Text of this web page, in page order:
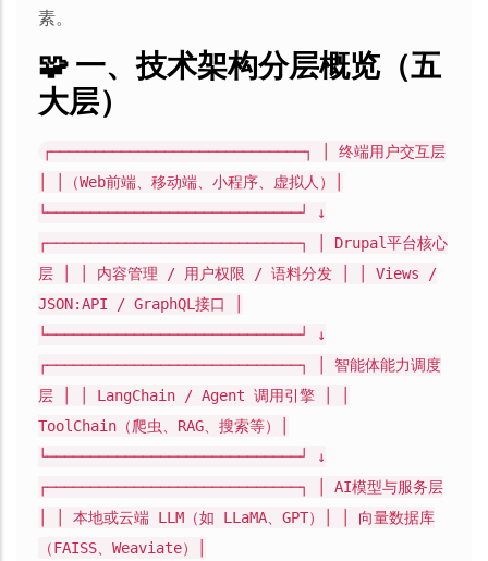
素。
🧩 一、技术架构分层概览（五
大层）
┌─────────────────────────────┐ │ 终端用户交互层
│ │（Web前端、移动端、小程序、虚拟人）│
└─────────────────────────────┘ ↓
┌─────────────────────────────┐ │ Drupal平台核心
层 │ │ 内容管理 / 用户权限 / 语料分发 │ │ Views /
JSON:API / GraphQL接口 │
└─────────────────────────────┘ ↓
┌─────────────────────────────┐ │ 智能体能力调度
层 │ │ LangChain / Agent 调用引擎 │ │
ToolChain（爬虫、RAG、搜索等）│
└─────────────────────────────┘ ↓
┌─────────────────────────────┐ │ AI模型与服务层
│ │ 本地或云端 LLM（如 LLaMA、GPT）│ │ 向量数据库
（FAISS、Weaviate）│